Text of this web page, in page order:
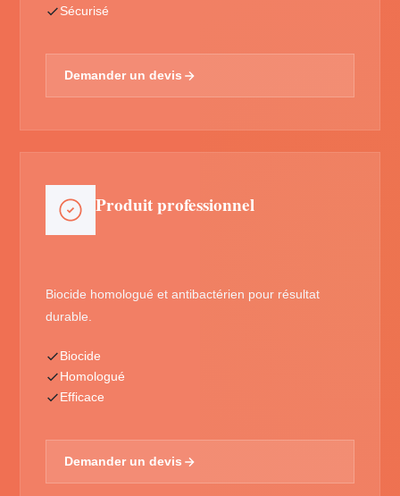
Sécurisé
Demander un devis
Produit professionnel
Biocide homologué et antibactérien pour résultat
durable.
Biocide
Homologué
Efficace
Demander un devis